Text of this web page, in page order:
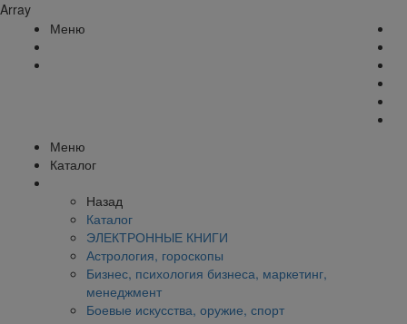
Array
Меню
Меню
Каталог
Назад
Каталог
ЭЛЕКТРОННЫЕ КНИГИ
Астрология, гороскопы
Бизнес, психология бизнеса, маркетинг,
менеджмент
Боевые искусства, оружие, спорт